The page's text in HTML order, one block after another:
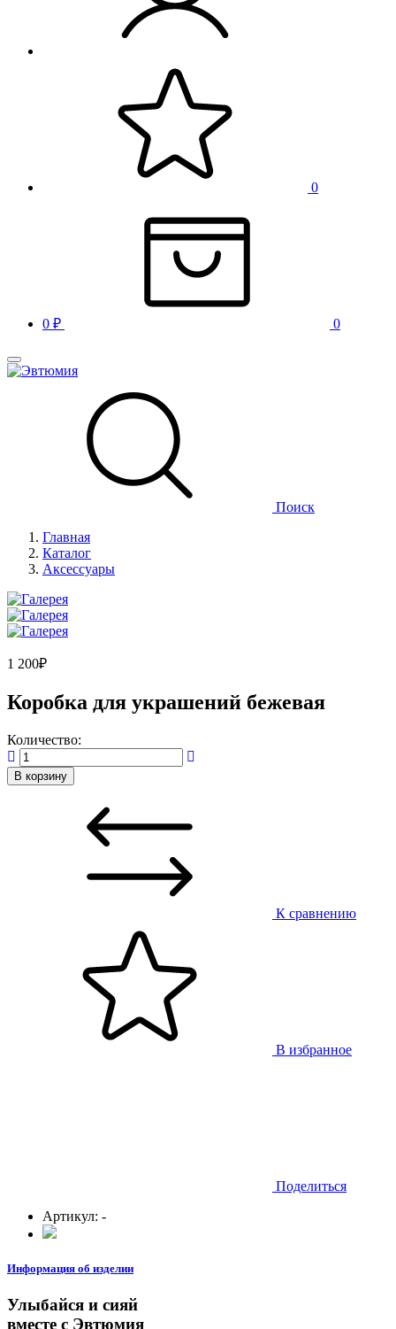
0
0 ₽ 0
Поиск
Главная
Каталог
Аксессуары
1 200₽
Коробка для украшений бежевая
Количество:
В корзину
К сравнению
В избранное
Поделиться
Артикул: -
Информация об изделии
Улыбайся и сияй
вместе с Эвтюмия